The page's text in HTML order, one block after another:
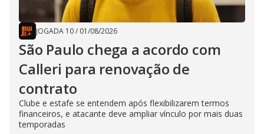
JOGADA 10/ 01/08/2026
São Paulo chega a acordo com
Calleri para renovação de
contrato
Clube e estafe se entendem após flexibilizarem termos
financeiros, e atacante deve ampliar vínculo por mais duas
temporadas